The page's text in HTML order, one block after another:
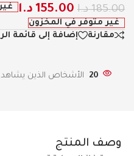
185.00 د.ا 155.00 د.ا
غير متوفر في المخزون
مقارنة
إضافة إلى قائمة
20 الأشخاص الذين
وصف المنتج